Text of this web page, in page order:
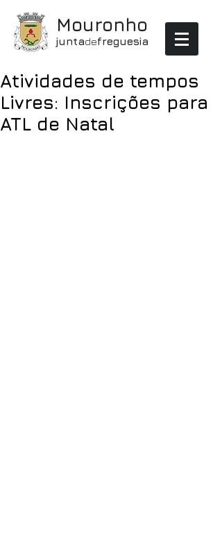
Mouronho
juntadefreguesia
Atividades de tempos
Livres: Inscrições para
ATL de Natal